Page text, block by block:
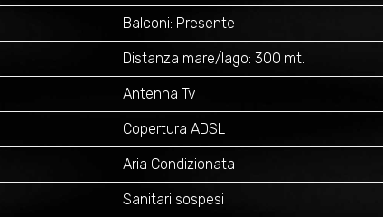
Balconi: Presente
Distanza mare/lago: 300 mt.
Antenna Tv
Copertura ADSL
Aria Condizionata
Sanitari sospesi